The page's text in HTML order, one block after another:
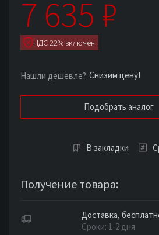
7 635 ₽
НДС 22% включен
Нашли дешевле? Снизим цену!
Подобрать аналог
В закладки
Получение товара:
Доставка,
Сроки: 1-2 дня